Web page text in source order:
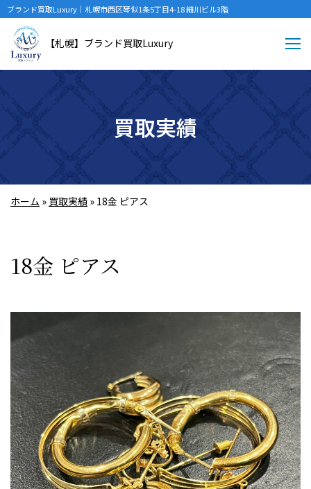
ブランド買取Luxury｜札幌市西区琴似1条5丁目4-18 細川ビル3階
【札幌】ブランド買取Luxury
買取実績
ホーム » 買取実績 » 18金 ピアス
18金 ピアス